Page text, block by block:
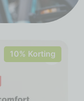
10% Korting